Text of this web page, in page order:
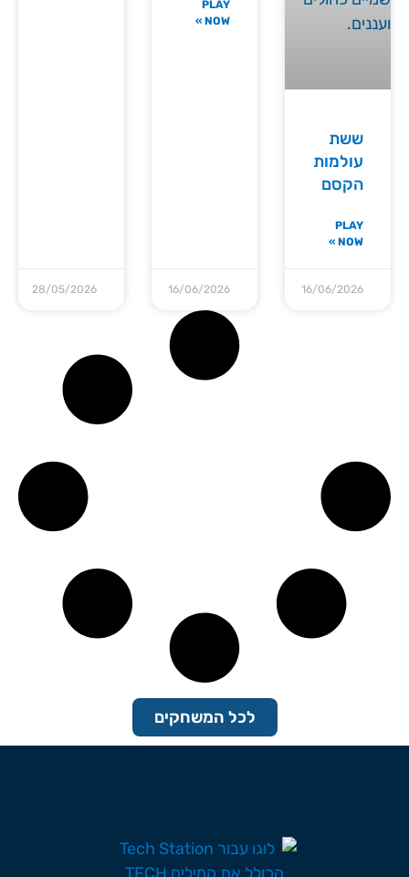
ששת
עולמות
הקסם
PLAY
NOW »
16/06/2026
PLAY
NOW »
16/06/2026
28/05/2026
לכל המשחקים